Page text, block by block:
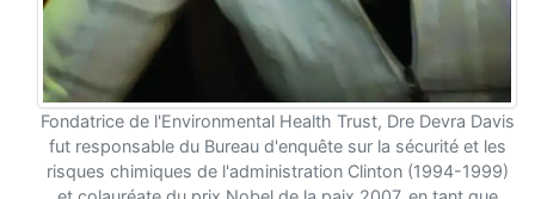
Fondatrice de l'Environmental Health Trust, Dre Devra Davis
fut responsable du Bureau d'enquête sur la sécurité et les
risques chimiques de l'administration Clinton (1994-1999)